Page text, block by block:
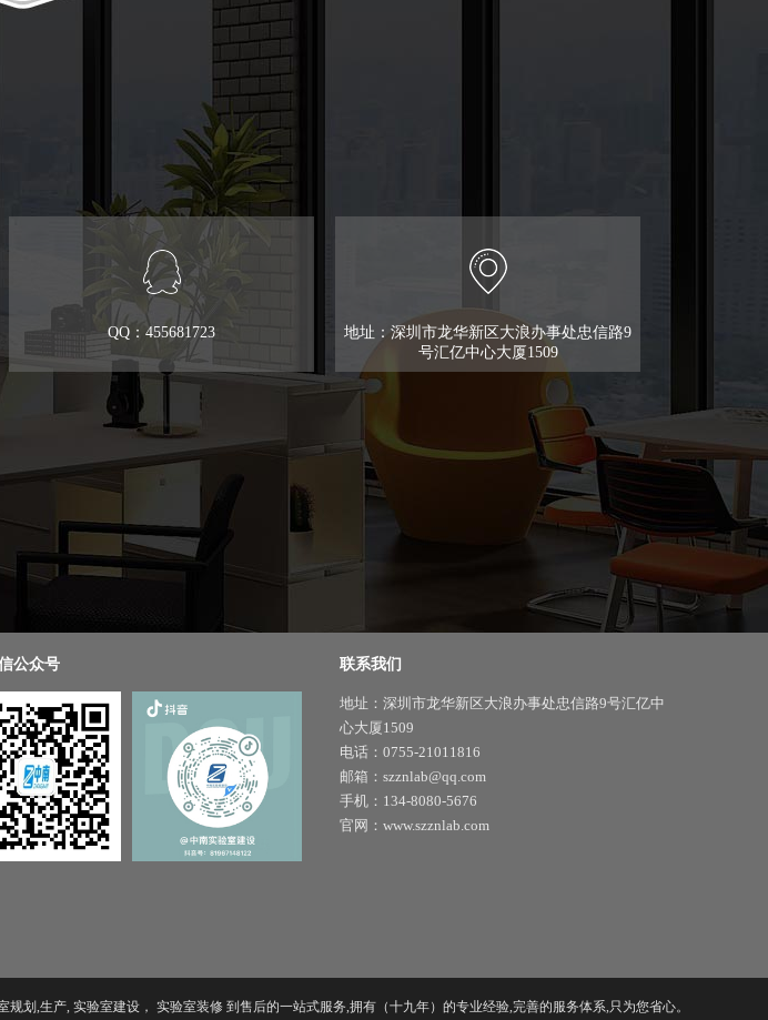
QQ：455681723
地址：深圳市龙华新区大浪办事处忠信路9
号汇亿中心大厦1509
公众号 联系我们
地址：深圳市龙华新区大浪办事处忠信路9号汇亿中
心大厦1509
电话：0755-21011816
邮箱：szznlab@qq.com
手机：134-8080-5676
官网：www.szznlab.com
划,生产, 实验室建设， 实验室装修 到售后的一站式服务,拥有（十九年）的专业经验,完善的服务体系,只为您省心。